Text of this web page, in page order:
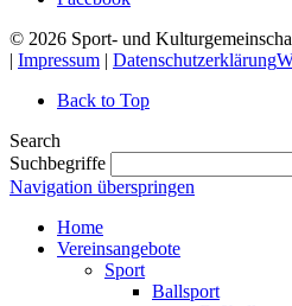
© 2026 Sport- und
| Impressum | Datenschutzerklärung
Back to Top
Search
Suchbegriffe
Navigation überspringen
Home
Vereinsangebote
Sport
Ballsport